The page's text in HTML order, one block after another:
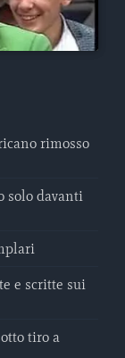
rimosso
solo davanti
e scritte sui
tiro a